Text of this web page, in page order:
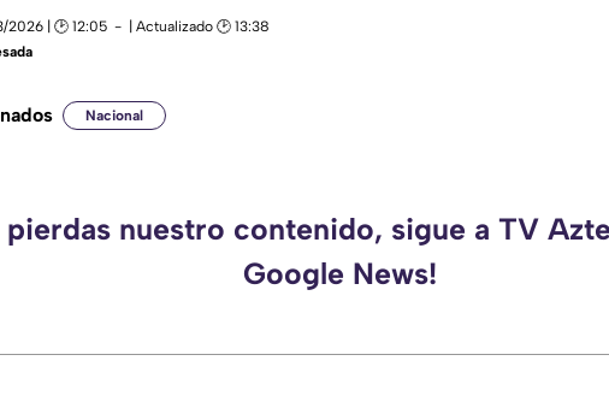
2026 | 🕑 12:05
| Actualizado 🕑 13:38
Nacional
pierdas nuestro contenido, sigue a TV
Google News!